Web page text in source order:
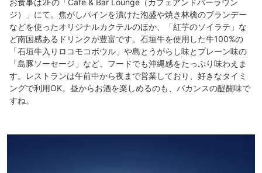
お食事は2Fの「Cafe & Bar Lounge（カフェアンドバーラウン
ジ）」にて。焦がしパインを漬けた泡盛や焼き林檎のブランデー
などを使ったオリジナルカクテルのほか、「紅芋のソイラテ」な
ど南国感あるドリンクが豊富です。石垣牛を使用した牛100%の
「石垣牛入りロコモコボウル」や島とうがらし味とプレーン味の
「島豚ソーセージ」など、フードでも沖縄感をたっぷり味わえま
す。レストランは午前中から夜まで営業しており、好きなタイミ
ングで利用OK。昼からお酒を楽しめるのも、バカンスの醍醐味で
すね。